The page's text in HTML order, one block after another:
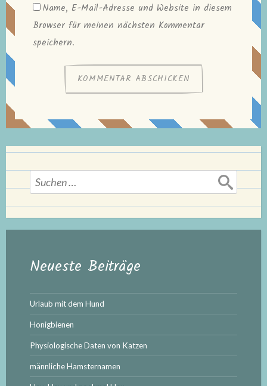
Name, E-Mail-Adresse und Website in diesem
Browser für meinen nächsten Kommentar
speichern.
Suchen
nach:
Neueste Beiträge
Urlaub mit dem Hund
Honigbienen
Physiologische Daten von Katzen
männliche Hamsternamen